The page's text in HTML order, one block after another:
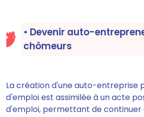
• Devenir auto-
chômeurs
La création d'une auto-entreprise
d'emploi est assimilée à un acte
d'emploi, permettant de continuer